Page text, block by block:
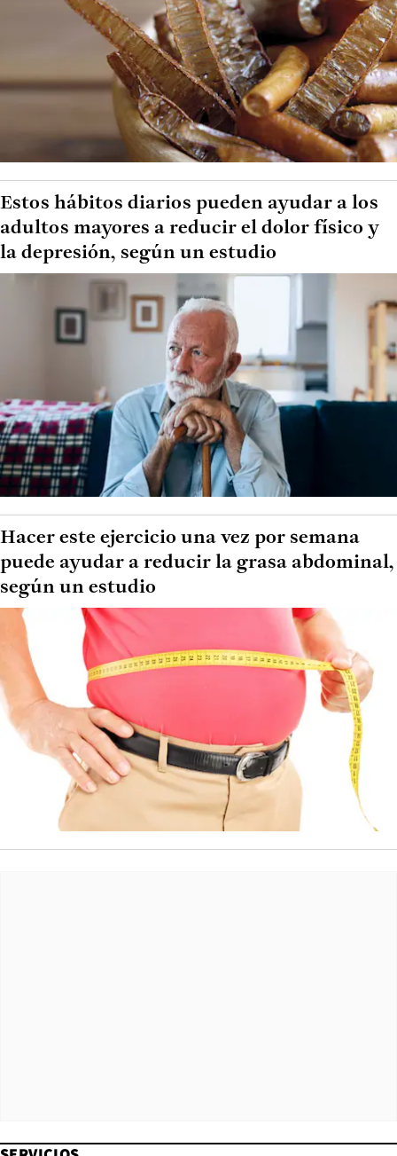
Estos hábitos diarios pueden ayudar a los
adultos mayores a reducir el dolor físico y
la depresión, según un estudio
Hacer este ejercicio una vez por semana
puede ayudar a reducir la grasa abdominal,
según un estudio